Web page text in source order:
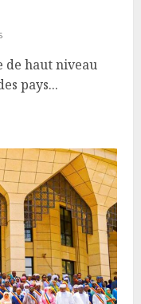
de haut niveau
pays...